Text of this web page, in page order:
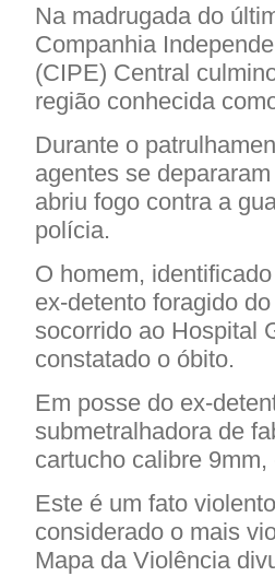
Na madrugada do
Companhia
(CIPE) Central
região conhecida
Durante o
agentes se
abriu fogo contra a
polícia.
O homem,
ex-detento foragido
socorrido ao Hospital
constatado o óbito.
Em posse do ex-
submetralhadora de
cartucho calibre
Este é um fato
considerado o mais
Mapa da Violência